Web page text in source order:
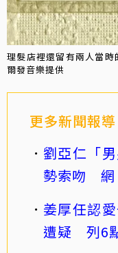
理髮店裡還留有兩人當
爾發音樂提供
更多新聞報導
劉亞仁「
勢索吻 網
姜厚任認
遭疑 列6